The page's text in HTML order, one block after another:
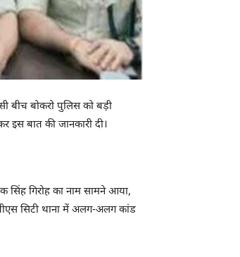
बीच बोकरो पुलिस को बड़ी
इस बात की जानकारी दी।
सिंह गिरोह का नाम सामने आया,
सिटी थाना में अलग-अलग कांड